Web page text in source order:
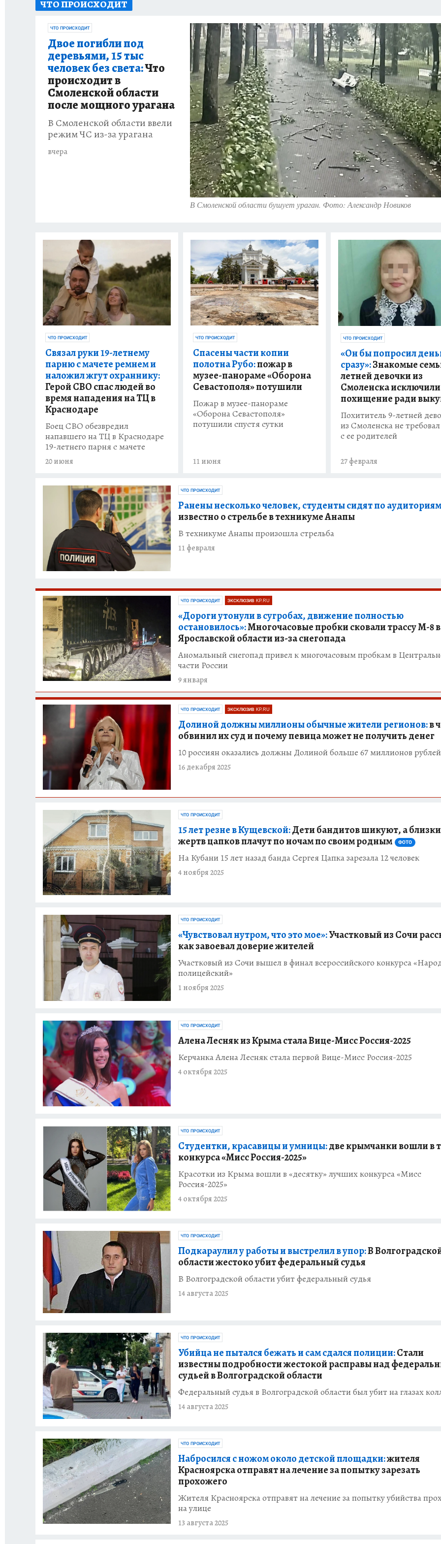
ОТДЫХ В РОССИИ
ЧТО ПРОИСХОДИТ
В Смоленской области бушует ураган. Фото: Александр Новиков
ЧТО ПРОИСХОДИТ
Двое погибли под
деревьями, 15 тыс
человек без света:Что
происходит в
Смоленской области
после мощного урагана
В Смоленской области ввели
режим ЧС из-за урагана
вчера
ЧТО ПРОИСХОДИТ
Связал руки 19-летнему
парню с мачете ремнем и
наложил жгут охраннику:
Герой СВО спас людей во
время нападения на ТЦ в
Краснодаре
Боец СВО обезвредил
напавшего на ТЦ в Краснодаре
19-летнего парня с мачете
20 июня
ЧТО ПРОИСХОДИТ
Спасены части копии
полотна Рубо:пожар в
музее-панораме «Оборона
Севастополя» потушили
Пожар в музее-панораме
«Оборона Севастополя»
потушили спустя сутки
11 июня
ЧТО ПРОИСХОДИТ
«Он бы попросил
сразу»:Знакомые
летней девочки из
Смоленска исключили
похищение ради
Похититель 9-летней
из Смоленска не
с ее родителей
27 февраля
ЧТО ПРОИСХОДИТ
Ранены несколько человек, студенты сидят по
известно о стрельбе в техникуме Анапы
В техникуме Анапы произошла стрельба
11 февраля
ЧТО ПРОИСХОДИТ ЭКСКЛЮЗИВ KP.RU
«Дороги утонули в сугробах, движение полностью
остановилось»:Многочасовые пробки сковали трассу М-8 в
Ярославской области из-за снегопада
Аномальный снегопад привел к многочасовым пробкам в
части России
9 января
ЧТО ПРОИСХОДИТ ЭКСКЛЮЗИВ KP.RU
Долиной должны миллионы обычные жители регионов:в
обвинил их суд и почему певица может не получить денег
10 россиян оказались должны Долиной больше 67 миллионов рублей
16 декабря 2025
ЧТО ПРОИСХОДИТ
15 лет резне в Кущевской:Дети бандитов шикуют, а
жертв цапков плачут по ночам по своим родным
ФОТО
На Кубани 15 лет назад банда Сергея Цапка зарезала 12 человек
4 ноября 2025
ЧТО ПРОИСХОДИТ
«Чувствовал нутром, что это мое»:Участковый из Сочи
как завоевал доверие жителей
Участковый из Сочи вышел в финал всероссийского конкурса
полицейский»
1 ноября 2025
ЧТО ПРОИСХОДИТ
Алена Лесняк из Крыма стала Вице-Мисс Россия-2025
Керчанка Алена Лесняк стала первой Вице-Мисс Россия-2025
4 октября 2025
ЧТО ПРОИСХОДИТ
Студентки, красавицы и умницы:две крымчанки вошли в
конкурса «Мисс Россия-2025»
Красотки из Крыма вошли в «десятку» лучших конкурса «Мисс
Россия-2025»
4 октября 2025
ЧТО ПРОИСХОДИТ
Подкараулил у работы и выстрелил в упор:В
области жестоко убит федеральный судья
В Волгоградской области убит федеральный судья
14 августа 2025
ЧТО ПРОИСХОДИТ
Убийца не пытался бежать и сам сдался полиции:Стали
известны подробности жестокой расправы над
судьей в Волгоградской области
Федеральный судья в Волгоградской области был убит на глазах
14 августа 2025
ЧТО ПРОИСХОДИТ
Набросился с ножом около детской площадки:жителя
Красноярска отправят на лечение за попытку зарезать
прохожего
Жителя Красноярска отправят на лечение за попытку убийства
на улице
13 августа 2025